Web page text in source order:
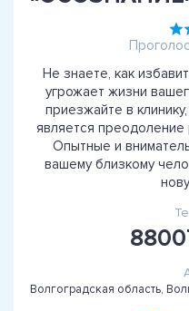
Не знаете, как
угрожает жизни
приезжайте в
является преодоление
Опытные и
вашему близкому
Волгоградская область,